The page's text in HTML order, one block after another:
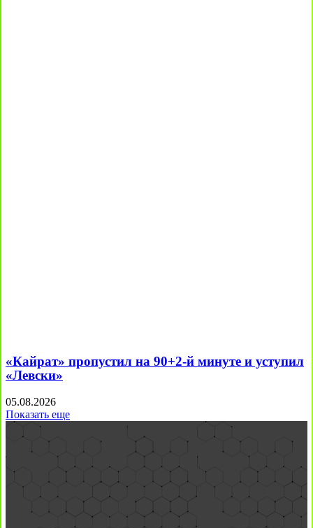
«Кайрат» пропустил на 90+2-й минуте и уступил
«Левски»
05.08.2026
Показать еще